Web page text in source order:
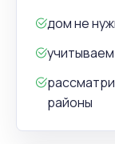
дом не
районы